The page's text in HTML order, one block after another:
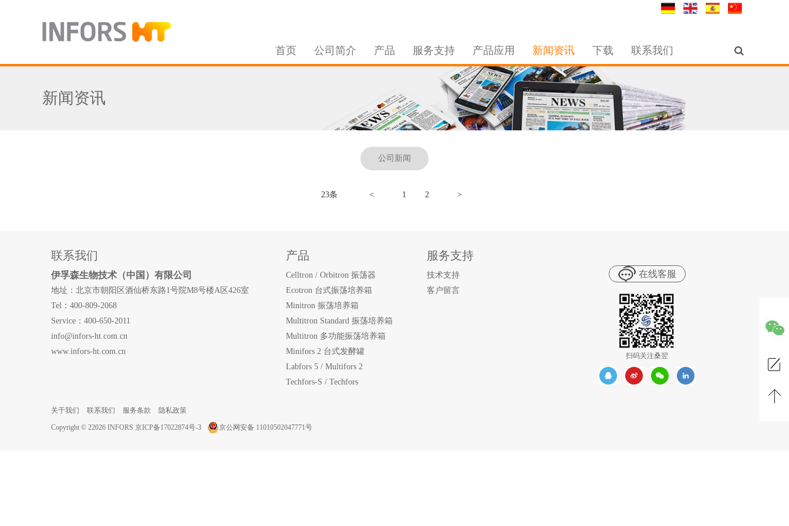
首页 公司简介 产品 服务支持 产品应用 新闻资讯 下载 联系我们
新闻资讯
公司新闻
23条 < 1 2 >
联系我们
伊孚森生物技术（中国）有限公司
地址：北京市朝阳区酒仙桥东路1号院M8号楼A区426室
Tel：400-809-2068
Service：400-650-2011
info@infors-ht.com.cn
www.infors-ht.com.cn
产品
Celltron / Orbitron 振荡器
Ecotron 台式振荡培养箱
Minitron 振荡培养箱
Multitron Standard 振荡培养箱
Multitron 多功能振荡培养箱
Minifors 2 台式发酵罐
Labfors 5 / Multifors 2
Techfors-S / Techfors
服务支持
技术支持
客户留言
在线客服
扫码关注桑翌
关于我们 联系我们 服务条款 隐私政策
Copyright © 22026 INFORS 京ICP备17022874号-3 京公网安备 11010502047771号